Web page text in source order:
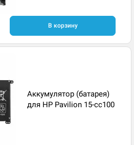
В корзину
Аккумулятор (батарея)
для HP Pavilion 15-cc100